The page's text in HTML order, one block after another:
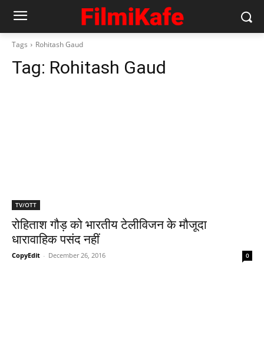
Tags Rohitash Gaud
Tag: Rohitash Gaud
TV/OTT
रोहिताश गौड़ को भारतीय टेलीविजन के मौजूदा
धारावाहिक पसंद नहीं
CopyEdit - December 26, 2016 0